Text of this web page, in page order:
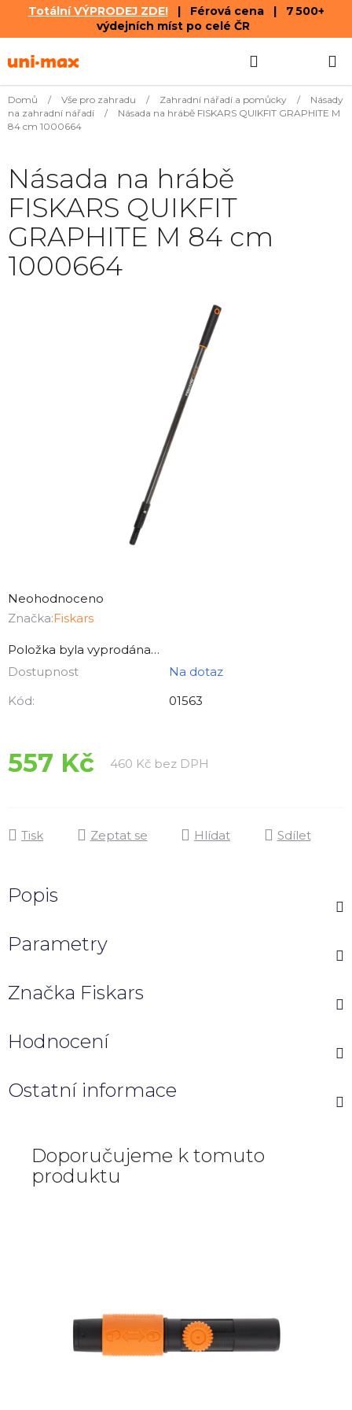
Totální VÝPRODEJ ZDE!| Férová cena | 7 500+
výdejních míst po celé ČR
na
KOŠÍK
Domů / Vše pro zahradu / Zahradní nářadí a pomůcky /
Násady
na zahradní nářadí
/
Násada na hrábě FISKARS QUIKFIT GRAPHITE M
84 cm 1000664
hodnocení
produktu
0,0
z
5
Neohodnoceno
Značka:Fiskars
Položka byla vyprodána…
Dostupnost
Na dotaz
Kód:
01563
557 Kč 460 Kč bez DPH
Tisk Zeptat se Hlídat Sdílet
Násada na hrábě
FISKARS QUIKFIT
GRAPHITE M 84 cm
1000664
Popis
Parametry
Značka Fiskars
Hodnocení
Ostatní informace
Doporučujeme k tomuto
produktu